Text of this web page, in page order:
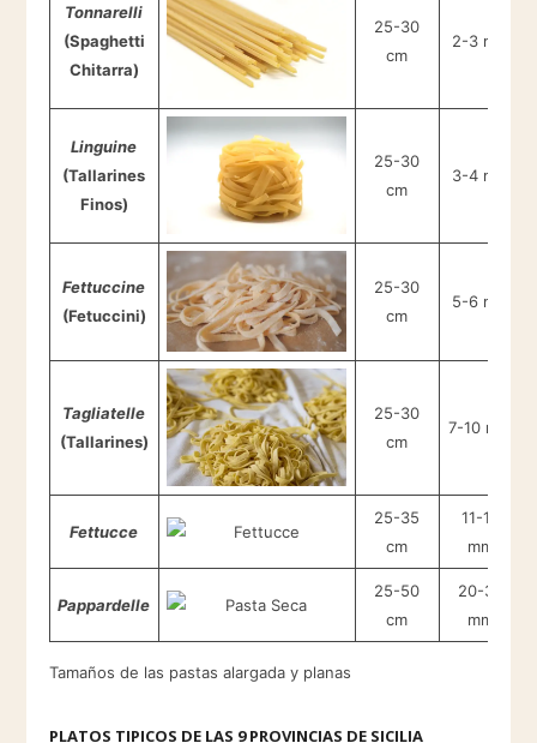
Tonnarelli
(Spaghetti
Chitarra)
25-30
cm
2-3 mm
Linguine
(Tallarines
Finos)
25-30
cm
3-4 mm
Fettuccine
(Fetuccini)
25-30
cm
5-6 mm
Tagliatelle
(Tallarines)
25-30
cm
7-10 mm
Fettucce
25-35
cm
11-15
mm
Pappardelle
25-50
cm
20-30
mm
Tamaños de las pastas alargada y planas
PLATOS TIPICOS DE LAS 9 PROVINCIAS DE SICILIA